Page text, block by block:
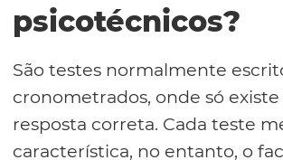
psicotécnicos?
São testes normalmente
cronometrados, onde só
resposta correta. Cada teste
característica, no entanto, o